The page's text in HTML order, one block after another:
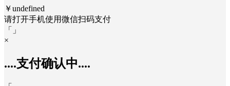
￥undefined
请打开手机使用微信扫码支付
「
」
×
....支付确认中....